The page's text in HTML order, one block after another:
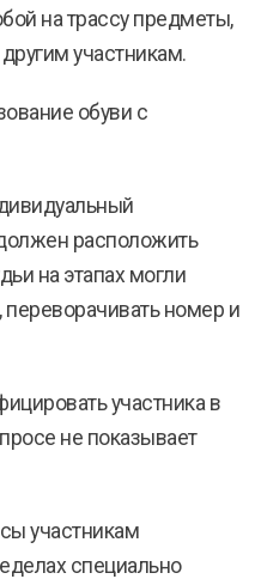
на трассу предметы,
участникам.
обуви с
расположить
на этапах могли
переворачивать номер и
участника в
не показывает
участникам
специально